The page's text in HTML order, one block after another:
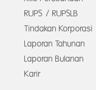
RUPS / RUPSLB
Tindakan Korporasi
Laporan Tahunan
Laporan Bulanan
Karir